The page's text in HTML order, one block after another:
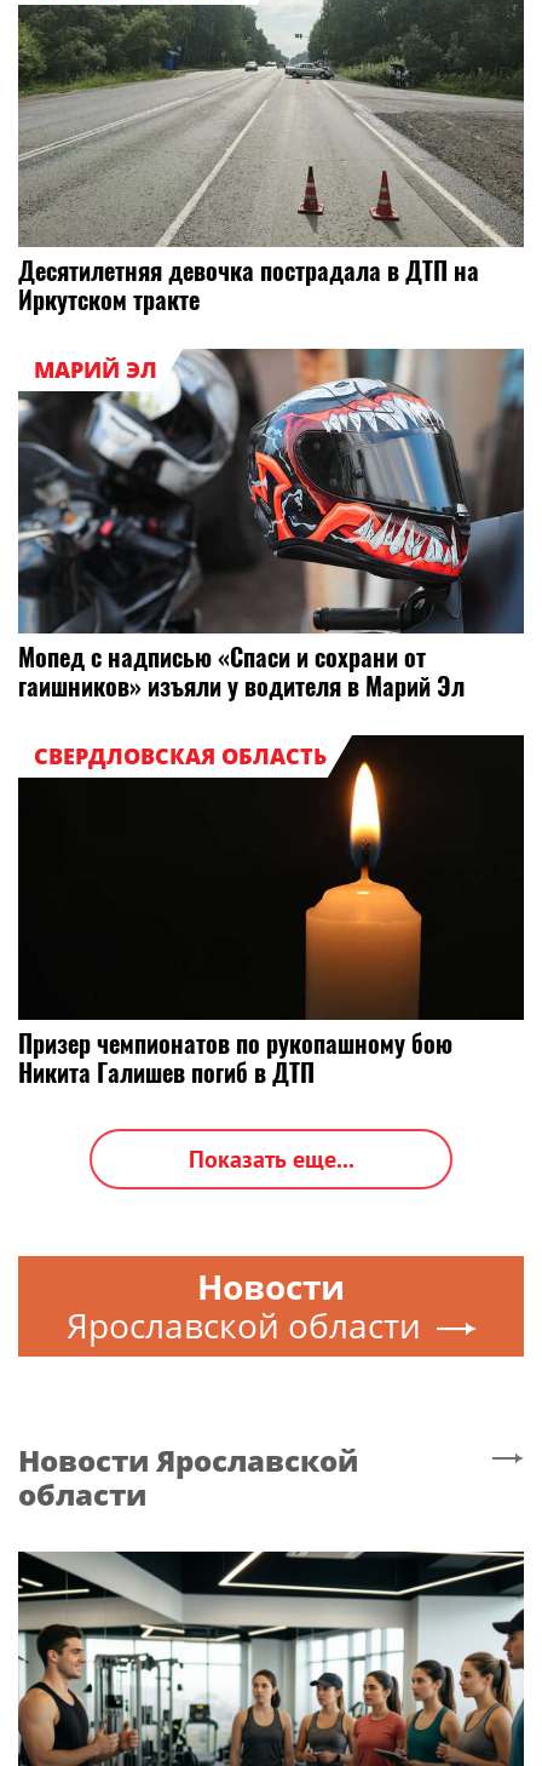
Десятилетняя девочка пострадала в ДТП на
Иркутском тракте
МАРИЙ ЭЛ
Мопед с надписью «Спаси и сохрани от
гаишников» изъяли у водителя в Марий Эл
СВЕРДЛОВСКАЯ ОБЛАСТЬ
Призер чемпионатов по рукопашному бою
Никита Галишев погиб в ДТП
Показать еще...
Новости
Ярославской области
Новости Ярославской
области